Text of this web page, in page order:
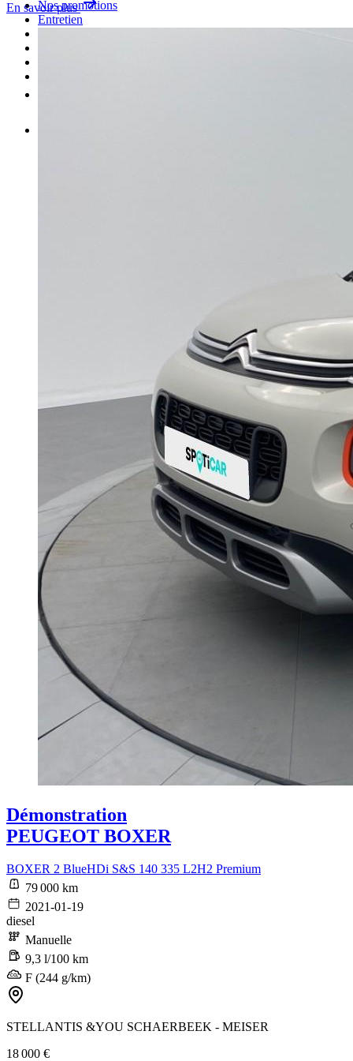
Nos promotions
Entretien
En savoir plus
Démonstration
PEUGEOT BOXER
BOXER 2 BlueHDi S&S 140 335 L2H2 Premium
79 000 km
2021-01-19
diesel
Manuelle
9,3 l/100 km
F (244 g/km)
STELLANTIS &YOU SCHAERBEEK - MEISER
18 000 €